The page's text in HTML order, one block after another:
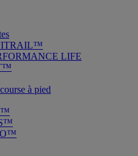
LIFE
à pied